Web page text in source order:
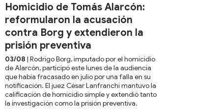
Homicidio de Tomás Alarcón:
reformularon la acusación
contra Borg y extendieron la
prisión preventiva
03/08 | Rodrigo Borg, imputado por el homicidio
de Alarcón, participó este lunes de la audiencia
que había fracasado en julio por una falla en su
notificación. El juez César Lanfranchi mantuvo la
calificación de homicidio simple y extendió tanto
la investigación como la prisión preventiva.